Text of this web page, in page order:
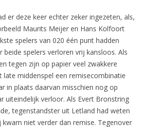
er deze keer echter zeker ingezeten, als,
Maurits Meijer en Hans Kolfoort
spelers van 020 één punt hadden
beide spelers verloren vrij kansloos. Als
tegen zijn op papier veel zwakkere
late middenspel een remisecombinatie
in plaats daarvan misschien nog op
uiteindelijk verloor. Als Evert Bronstring
tegenstandster uit Letland had weten
niet verder dan remise. Tegenover